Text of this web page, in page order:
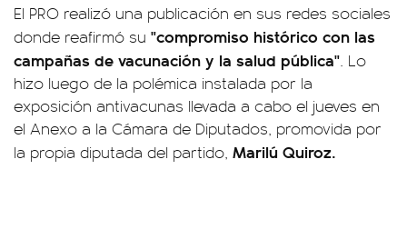
El PRO realizó una publicación en sus redes sociales
donde reafirmó su "compromiso histórico con las
campañas de vacunación y la salud pública" . Lo
hizo luego de la polémica instalada por la
exposición antivacunas llevada a cabo el jueves en
el Anexo a la Cámara de Diputados, promovida por
la propia diputada del partido, Marilú Quiroz.